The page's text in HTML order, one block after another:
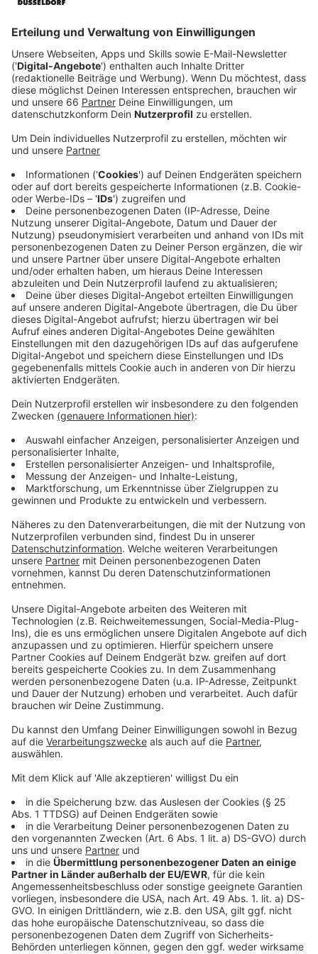
auf über 407 gestiegen.
Veröffentlicht:Mittwoch, 12.01.2022 06:15
Anzeige
Für Düsseldorf melden Stadt und RKI heute eine
Inzidenz von 702,3 – auch das ist Rekord. Im Vergleich
zum Vortag ist der Wert um fast 30 Punkte gestiegen.
Heute vor einer Woche lag die Inzidenz noch fast 300
Punkte niedriger. Die hohen Inzidenzen machen sich
aktuell jedoch nicht in den Krankenhäusern der Stadt
bemerkbar. Von den Infizierten werden aktuell (Stand:
11. Januar 2022) 119 in Krankenhäusern behandelt,
davon 33 auf Intensivstationen. Heute vor einem Jahr
lag die Inzidenz über 580 Punkte niedriger als jetzt,
allerdings mussten 34 Menschen mehr mit einem
schweren Verlauf in einer Klinik behandelt werden.
Ursprünglich war vorgesehen, dass wenn die
Hospitalisierungsinzidenz nachhaltig unter einen Wert
von 3 liegt, es angemessene Reduzierungen der
Schutzmaßnahmen geben wird. Davon ist in der neuen
Gesamtinzidenz wieder ein wesentlicher Indikator für
Automatismus von Anpassungen von
Schutzmaßnahmen bei Veränderungen der
Hospitalisierungsinzidenz wurde somit gestrichen. In
NRW liegt die Hospitalisierungsinzidenz heute bei 2,81.
dass es wichtig sei, die Hospitalisierungsinzidenz
valide zu erfassen. Aktuell bildet diese alle Patienten
ab, die mit einem positiven Corona-Test in ein
Krankenhaus eingewiesen werden. Experten und
Kennwert aufzunehmen, bei denen Corona auch der
Grund für die Hospitalisierung ist.
Anzeige
Weitere Links und Infos zum Thema
Anzeige
Zahlen & Fakten
Alle Infos zum Corona-Virus
Anzeige
Anzeige